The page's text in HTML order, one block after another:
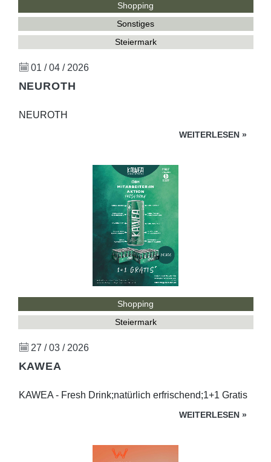
Shopping
Sonstiges
Steiermark
01 / 04 / 2026
NEUROTH
NEUROTH
WEITERLESEN »
Shopping
Steiermark
27 / 03 / 2026
KAWEA
KAWEA - Fresh Drink;natürlich erfrischend;1+1 Gratis
WEITERLESEN »